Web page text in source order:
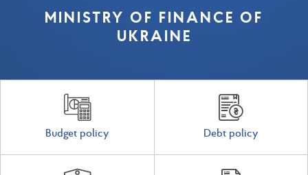
MINISTRY OF FINANCE OF
UKRAINE
Budget policy Debt policy